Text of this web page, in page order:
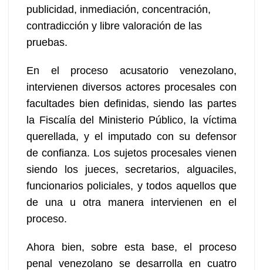
publicidad, inmediación, concentración,
contradicción y libre valoración de las
pruebas.
En el proceso acusatorio venezolano,
intervienen diversos actores procesales con
facultades bien definidas, siendo las partes
la Fiscalía del Ministerio Público, la víctima
querellada, y el imputado con su defensor
de confianza. Los sujetos procesales vienen
siendo los jueces, secretarios, alguaciles,
funcionarios policiales, y todos aquellos que
de una u otra manera intervienen en el
proceso.
Ahora bien, sobre esta base, el proceso
penal venezolano se desarrolla en cuatro